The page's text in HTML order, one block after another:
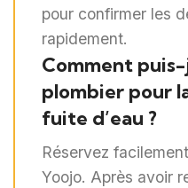
pour confirmer les
rapidement.
Comment
plombier pour
fuite d’eau ?
Réservez
Yoojo. Après avoir